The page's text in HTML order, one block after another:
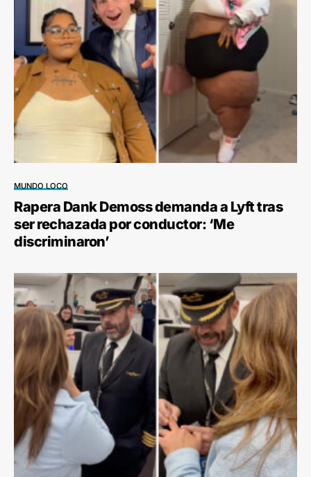
MUNDO LOCO
Rapera Dank Demoss demanda a Lyft tras
ser rechazada por conductor: ‘Me
discriminaron’